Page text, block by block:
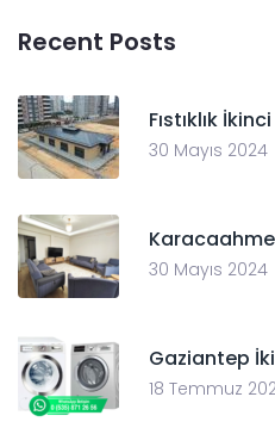
Recent Posts
Fıstıklık İkinci
30 Mayıs 2024
30 Mayıs 2024
Gaziantep
18 Temmuz